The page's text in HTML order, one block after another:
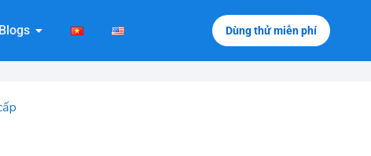
Blogs Dùng thử miễn phí